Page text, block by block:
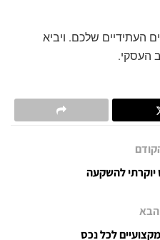
העתידיים שלכם. ויביא
העסקי.
להשקעה
לכל נכס